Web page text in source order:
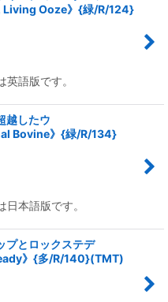
Living Ooze》{緑/R/124}
語版です。
越したウ
Bovine》{緑/R/134}
本語版です。
プとロックステデ
》{多/R/140}(TMT)